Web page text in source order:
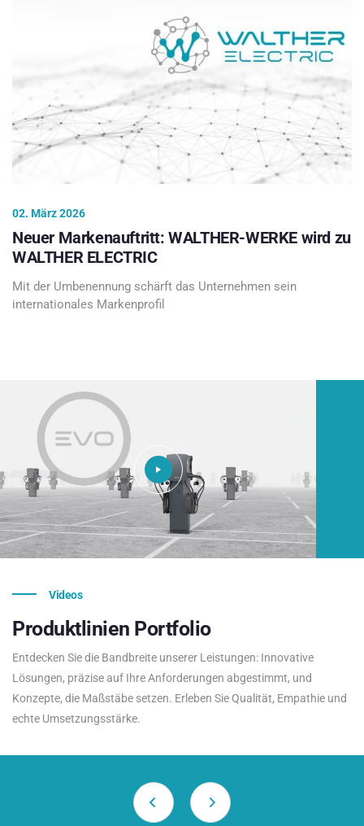
02. März 2026
Neuer Markenauftritt: WALTHER-WERKE wird zu
WALTHER ELECTRIC
Mit der Umbenennung schärft das Unternehmen sein
internationales Markenprofil
Videos
Produktlinien Portfolio
Entdecken Sie die Bandbreite unserer Leistungen: Innovative
Lösungen, präzise auf Ihre Anforderungen abgestimmt, und
Konzepte, die Maßstäbe setzen. Erleben Sie Qualität, Empathie und
echte Umsetzungsstärke.